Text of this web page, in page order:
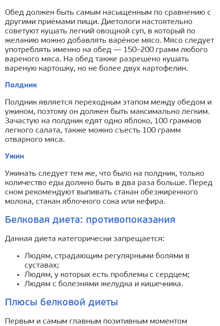
Обед должен быть самым насыщенным по сравнению с
другими приёмами пищи. Диетологи настоятельно
советуют кушать легкий овощной суп, в который по
желанию можно добавлять варёное мясо. Мясо следует
употреблять именно на обед — 150–200 грамм любого
вареного мяса. На обед также разрешено кушать
вареную картошку, но не более двух картофелин.
Полдник
Полдник является переходным этапом между обедом и
ужином, поэтому он должен быть максимально легким.
Зачастую на полдник едят одно яблоко, 100 граммов
легкого салата, также можно съесть 100 грамм
отварного мяса.
Ужин
Ужинать следует тем же, что было на полдник, только
количество еды должно быть в два раза больше. Перед
сном рекомендуют выпивать стакан обезжиренного
молока, стакан яблочного сока или кефира.
Белковая диета: противопоказания
Данная диета категорически запрещается:
Людям, страдающим регулярными болями в
суставах;
Людям, у которых есть проблемы с сердцем;
Людям с болезнями желудка и кишечника.
Плюсы белковой диеты
Первым и самым главным позитивным моментом